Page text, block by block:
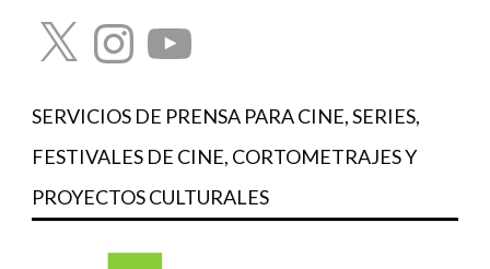
X InstagramYouTube
SERVICIOS DE PRENSA PARA CINE, SERIES,
FESTIVALES DE CINE, CORTOMETRAJES Y
PROYECTOS CULTURALES